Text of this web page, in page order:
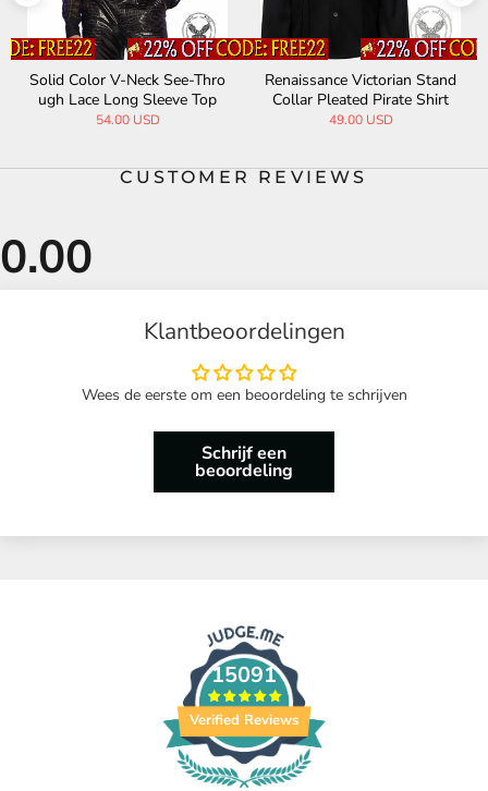
Solid Color V-Neck See-Thro
ugh Lace Long Sleeve Top
54.00 USD
Renaissance Victorian Stand
Collar Pleated Pirate Shirt
49.00 USD
CUSTOMER REVIEWS
Klantbeoordelingen
Wees de eerste om een beoordeling te schrijven
Schrijf een
beoordeling
15091
Verified Reviews